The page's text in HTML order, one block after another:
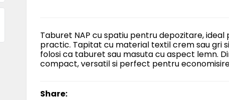
Taburet NAP cu spatiu pentru depozitare,
practic. Tapitat cu material textil crem sau gri
folosi ca taburet sau masuta cu aspect lemn.
compact, versatil si perfect pentru
Share: